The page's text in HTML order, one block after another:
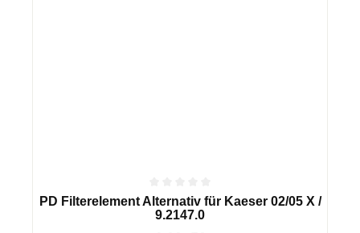
PD Filterelement Alternativ für Kaeser 02/05 X /
9.2147.0